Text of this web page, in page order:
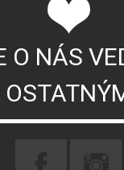
O NÁS